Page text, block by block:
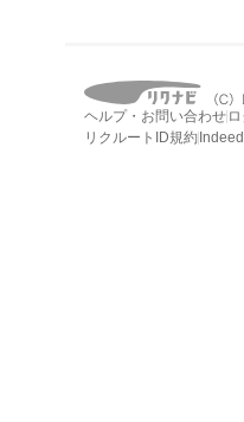
ヘルプ・お問い合わせ
リクルートID規約